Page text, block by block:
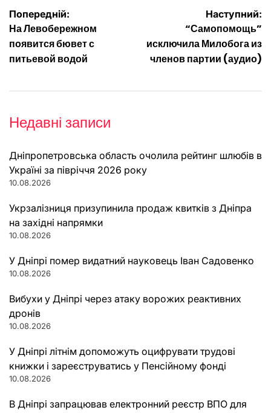
Навігація
записів
Попередній:
На Левобережном
появится бювет с
питьевой водой
Наступний:
“Самопомощь”
исключила Милобога из
членов партии (аудио)
Недавні записи
Дніпропетровська область очолила рейтинг шлюбів в
Україні за півріччя 2026 року
10.08.2026
Укрзалізниця призупинила продаж квитків з Дніпра
на західні напрямки
10.08.2026
У Дніпрі помер видатний науковець Іван Садовенко
10.08.2026
Вибухи у Дніпрі через атаку ворожих реактивних
дронів
10.08.2026
У Дніпрі літнім допоможуть оцифрувати трудові
книжки і зареєструватись у Пенсійному фонді
10.08.2026
В Дніпрі запрацював електронний реєстр ВПО для